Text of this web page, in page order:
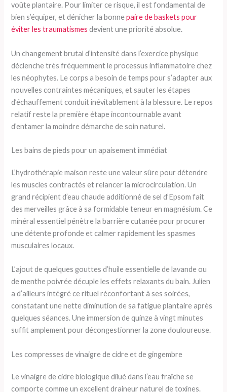
voûte plantaire. Pour limiter ce risque, il est fondamental de
bien s’équiper, et dénicher la bonnepaire de baskets pour
éviter les traumatismes devient une priorité absolue.
Un changement brutal d’intensité dans l’exercice physique
déclenche très fréquemment le processus inflammatoire chez
les néophytes. Le corps a besoin de temps pour s’adapter aux
nouvelles contraintes mécaniques, et sauter les étapes
d’échauffement conduit inévitablement à la blessure. Le repos
relatif reste la première étape incontournable avant
d’entamer la moindre démarche de soin naturel.
Les bains de pieds pour un apaisement immédiat
L’hydrothérapie maison reste une valeur sûre pour détendre
les muscles contractés et relancer la microcirculation. Un
grand récipient d’eau chaude additionné de sel d’Epsom fait
des merveilles grâce à sa formidable teneur en magnésium. Ce
minéral essentiel pénètre la barrière cutanée pour procurer
une détente profonde et calmer rapidement les spasmes
musculaires locaux.
L’ajout de quelques gouttes d’huile essentielle de lavande ou
de menthe poivrée décuple les effets relaxants du bain. Julien
a d’ailleurs intégré ce rituel réconfortant à ses soirées,
constatant une nette diminution de sa fatigue plantaire après
quelques séances. Une immersion de quinze à vingt minutes
suffit amplement pour décongestionner la zone douloureuse.
Les compresses de vinaigre de cidre et de gingembre
Le vinaigre de cidre biologique dilué dans l’eau fraîche se
comporte comme un excellent draineur naturel de toxines.